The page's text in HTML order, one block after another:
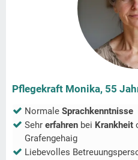
Pflegekraft Monika, 55
Normale Sprachkenntnisse
Sehr erfahren bei Krankheit
Grafengehaig
Liebevolles